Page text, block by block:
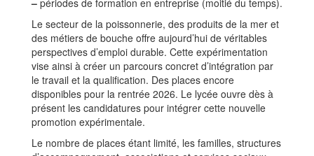
– périodes de formation en entreprise (moitié du temps).
Le secteur de la poissonnerie, des produits de la mer et
des métiers de bouche offre aujourd’hui de véritables
perspectives d’emploi durable. Cette expérimentation
vise ainsi à créer un parcours concret d’intégration par
le travail et la qualification. Des places encore
disponibles pour la rentrée 2026. Le lycée ouvre dès à
présent les candidatures pour intégrer cette nouvelle
promotion expérimentale.
Le nombre de places étant limité, les familles, structures